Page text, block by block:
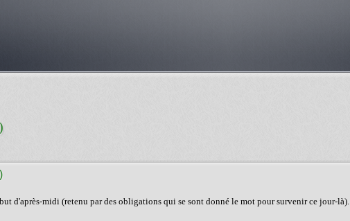
d'après-midi (retenu par des obligations qui se sont donné le mot pour survenir ce jour-là).